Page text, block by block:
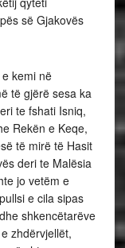
së Gjakovës
kemi në
të gjërë sesa ka
te fshati Isniq,
Rekën e Keqe,
të mirë të Hasit
deri te Malësia
jo vetëm e
e cila sipas
shkencëtarëve
zhdërvjellët,